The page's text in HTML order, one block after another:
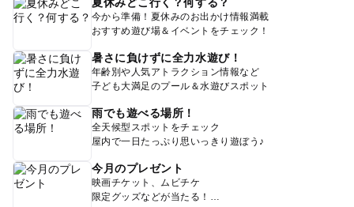
夏休みどこ行く？何する？
今から準備！夏休みのお出かけ情報満載
おすすめ遊び場＆イベントをチェック！
暑さに負けずに全力水遊び！
年齢別や人気アトラクション情報など
子ども大満足のプール＆水遊びスポット
雨でも遊べる場所！
全天候型スポットをチェック
屋内で一日たっぷり思いっきり遊ぼう♪
今月のプレゼント
映画チケット、ムビチケ
限定グッズなどが当たる！